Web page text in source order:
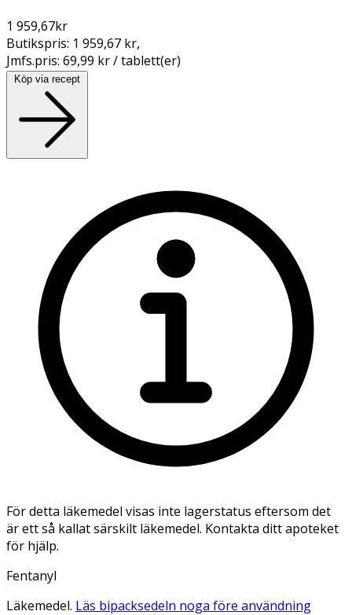
1 959,67kr
Butikspris: 1 959,67 kr,
Jmfs.pris: 69,99 kr / tablett(er)
Köp via recept
För detta läkemedel visas inte lagerstatus eftersom det
är ett så kallat särskilt läkemedel. Kontakta ditt apoteket
för hjälp.
Fentanyl
Läkemedel. Läs bipacksedeln noga före användning